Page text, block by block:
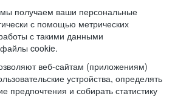
получаем ваши персональные
с помощью метрических
с такими данными
cookie.
веб-сайтам (приложениям)
устройства, определять
предпочтения и собирать статистику